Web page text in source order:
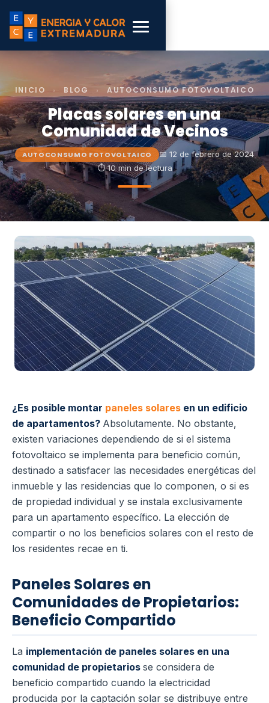
INICIO › BLOG › AUTOCONSUMO FOTOVOLTAICO
Placas solares en una
Comunidad de Vecinos
AUTOCONSUMO FOTOVOLTAICO
📅 12 de febrero de 2024
⏱ 10 min de lectura
¿Es posible montar paneles solares en un edificio
de apartamentos? Absolutamente. No obstante,
existen variaciones dependiendo de si el sistema
fotovoltaico se implementa para beneficio común,
destinado a satisfacer las necesidades energéticas del
inmueble y las residencias que lo componen, o si es
de propiedad individual y se instala exclusivamente
para un apartamento específico. La elección de
compartir o no los beneficios solares con el resto de
los residentes recae en ti.
Paneles Solares en
Comunidades de Propietarios:
Beneficio Compartido
La implementación de paneles solares en una
comunidad de propietarios se considera de
beneficio compartido cuando la electricidad
producida por la captación solar se distribuye entre